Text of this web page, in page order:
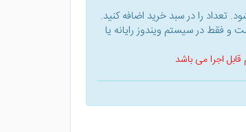
تعداد را در سبد خرید اضافه کنید.
فقط در سیستم ویندوز رایانه یا
اجرا می باشد